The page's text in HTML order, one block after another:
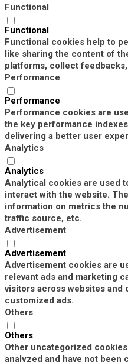
Functional
Functional
Functional cookies help to
like sharing the content of
platforms, collect
Performance
Performance
Performance cookies are
the key performance
delivering a better user
Analytics
Analytics
Analytical cookies are used
interact with the website.
information on metrics the
traffic source, etc.
Advertisement
Advertisement
Advertisement cookies are
relevant ads and marketing
visitors across websites
customized ads.
Others
Others
Other uncategorized cookies
analyzed and have not been